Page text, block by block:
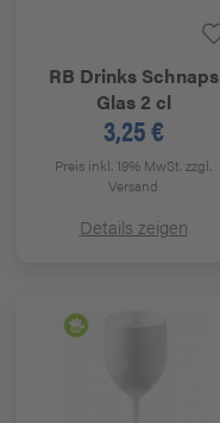
RB DrinksSchnaps
Glas 2 cl
3,25 €
Preis inkl. 19% MwSt.zzgl.
Versand
Details zeigen